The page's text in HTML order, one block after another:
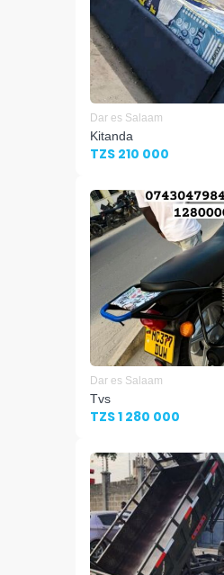
Dar es Salaam
Kitanda
TZS 210 000
Dar es Salaam
Tvs
TZS 1 280 000